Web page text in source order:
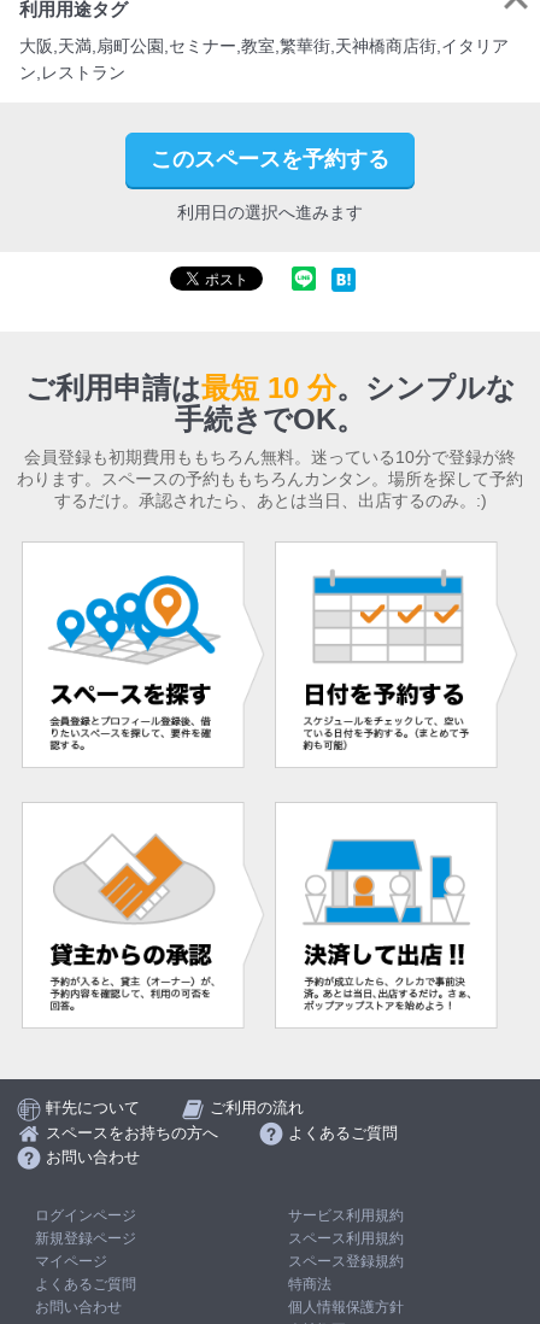
利用用途タグ
大阪,天満,扇町公園,セミナー,教室,繁華街,天神橋商店街,イタリア
ン,レストラン
このスペースを予約する
利用日の選択へ進みます
ご利用申請は最短 10 分。 シンプルな
手続きでOK。
会員登録も初期費用ももちろん無料。迷っている10分で登録が終
わります。スペースの予約ももちろんカンタン。場所を探して予約
するだけ。承認されたら、あとは当日、出店するのみ。:)
軒先について
ご利用の流れ
スペースをお持ちの方へ
よくあるご質問
お問い合わせ
ログインページ
新規登録ページ
マイページ
よくあるご質問
お問い合わせ
サービス利用規約
スペース利用規約
スペース登録規約
特商法
個人情報保護方針